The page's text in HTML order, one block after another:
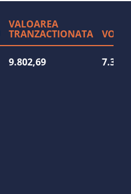
VALOAREA
TRANZACTIONATA
9.802,69 7.330